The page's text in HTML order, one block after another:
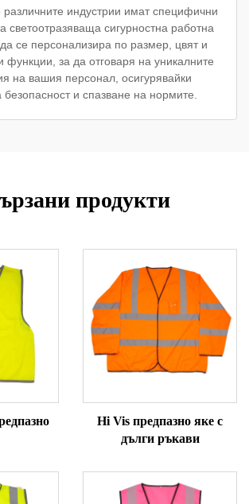
индустрии имат специфични
светоотразяваща сигурностна работна
се персонализира по размер, цвят и
функции, за да отговаря на уникалните
на вашия персонал, осигурявайки
и спазване на нормите.
продукти
Hi Vis предпазно яке с
дълги ръкави